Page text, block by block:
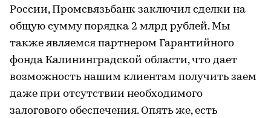
России, Промсвязьбанк заключил сделки на
общую сумму порядка 2 млрд рублей. Мы
также являемся партнером Гарантийного
фонда Калининградской области, что дает
возможность нашим клиентам получить заем
даже при отсутствии необходимого
залогового обеспечения. Опять же, есть